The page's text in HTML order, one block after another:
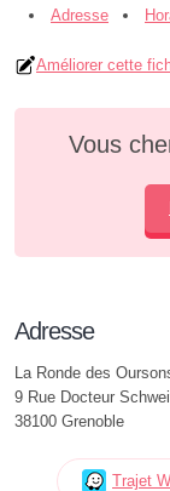
Adresse
Améliorer cette
Vous
Adresse
La Ronde des
9 Rue Docteur
38100 Grenoble
Trajet